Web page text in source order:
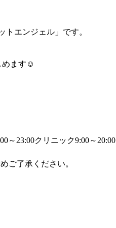
トエンジェル」です。
めます☺
～23:00クリニック9:00～20:00
ご了承ください。